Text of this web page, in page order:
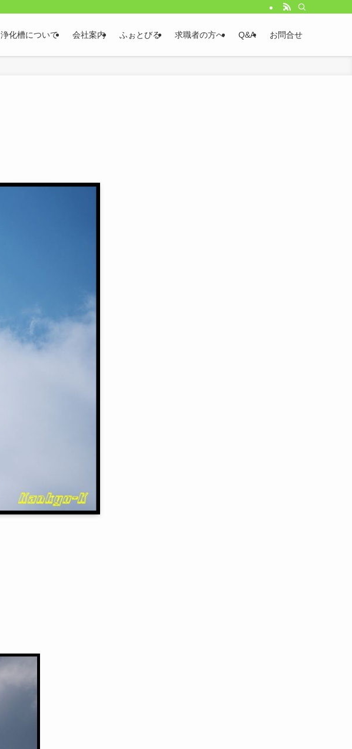
浄化槽について 会社案内 ふぉとびる 求職者の方へ Q&A お問合せ